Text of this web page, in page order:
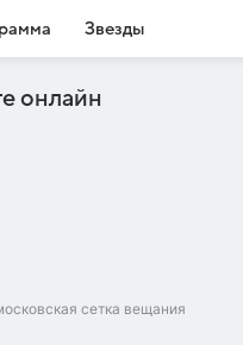
Звезды
онлайн
сетка вещания